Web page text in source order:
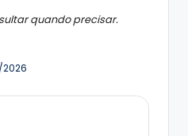
quando precisar.